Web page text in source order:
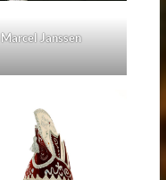
Marcel Janssen